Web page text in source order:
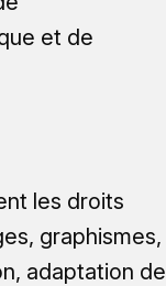
et de
les droits
graphismes,
adaptation de